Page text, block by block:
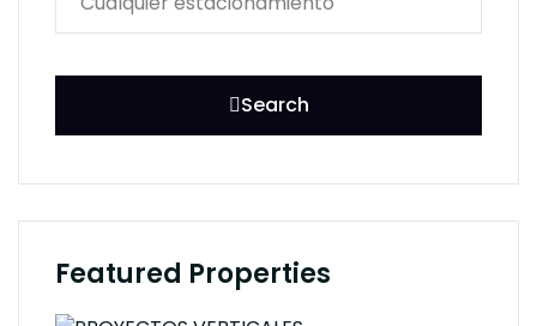
Search
Featured Properties